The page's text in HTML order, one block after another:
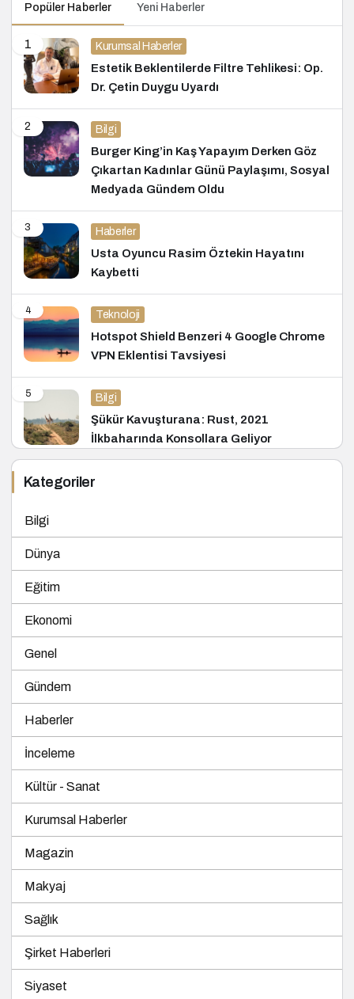
Popüler Haberler Yeni Haberler
1 Kurumsal Haberler
Estetik Beklentilerde Filtre Tehlikesi: Op.
Dr. Çetin Duygu Uyardı
2 Bilgi
Burger King’in Kaş Yapayım Derken Göz
Çıkartan Kadınlar Günü Paylaşımı, Sosyal
Medyada Gündem Oldu
3 Haberler
Usta Oyuncu Rasim Öztekin Hayatını
Kaybetti
4 Teknoloji
Hotspot Shield Benzeri 4 Google Chrome
VPN Eklentisi Tavsiyesi
5 Bilgi
Şükür Kavuşturana: Rust, 2021
İlkbaharında Konsollara Geliyor
Kategoriler
Bilgi
Dünya
Eğitim
Ekonomi
Genel
Gündem
Haberler
İnceleme
Kültür - Sanat
Kurumsal Haberler
Magazin
Makyaj
Sağlık
Şirket Haberleri
Siyaset